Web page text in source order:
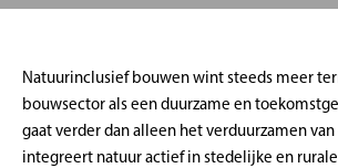
Natuurinclusief bouwen wint steeds meer
bouwsector als een duurzame en
gaat verder dan alleen het verduurzamen
integreert natuur actief in stedelijke en